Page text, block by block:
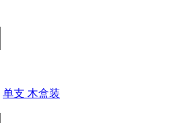
单支 木盒装